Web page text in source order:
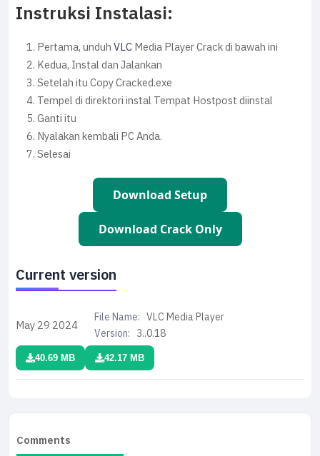
Instruksi Instalasi:
Pertama, unduhVLCMedia Player Crack di bawah ini
Kedua, Instal dan Jalankan
Setelah itu Copy Cracked.exe
Tempel di direktori instal Tempat Hostpost diinstal
Ganti itu
Nyalakan kembali PC Anda.
Selesai
Download Setup
Download Crack Only
Current version
May 29 2024
File Name: VLC Media Player
Version: 3..0.18
40.69 MB 42.17 MB
Comments